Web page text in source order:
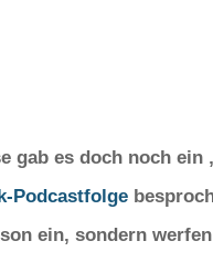
gab es doch noch ein
Podcastfolge
ein, sondern